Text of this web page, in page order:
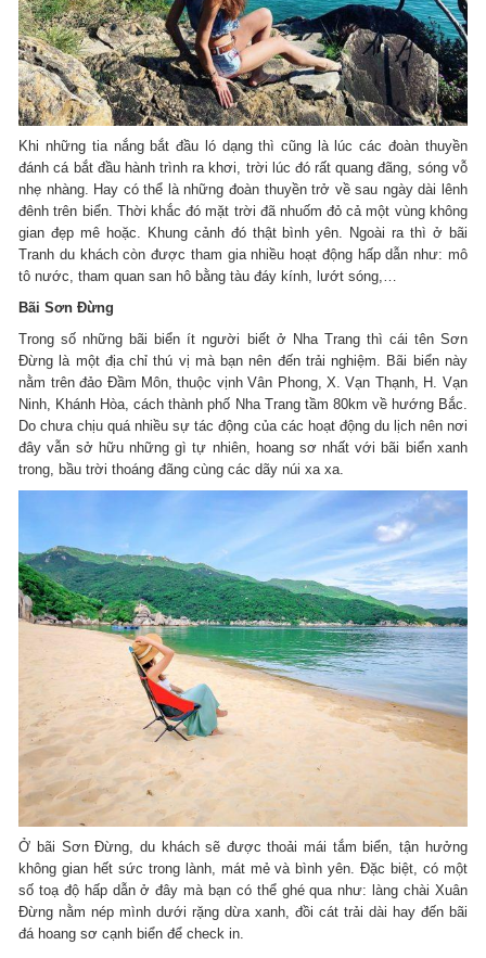
Khi những tia nắng bắt đầu ló dạng thì cũng là lúc các đoàn thuyền
đánh cá bắt đầu hành trình ra khơi, trời lúc đó rất quang đãng, sóng vỗ
nhẹ nhàng. Hay có thể là những đoàn thuyền trở về sau ngày dài lênh
đênh trên biển. Thời khắc đó mặt trời đã nhuốm đỏ cả một vùng không
gian đẹp mê hoặc. Khung cảnh đó thật bình yên. Ngoài ra thì ở bãi
Tranh du khách còn được tham gia nhiều hoạt động hấp dẫn như: mô
tô nước, tham quan san hô bằng tàu đáy kính, lướt sóng,…
Bãi Sơn Đừng
Trong số những bãi biển ít người biết ở Nha Trang thì cái tên Sơn
Đừng là một địa chỉ thú vị mà bạn nên đến trải nghiệm. Bãi biển này
nằm trên đảo Đầm Môn, thuộc vịnh Vân Phong, X. Vạn Thạnh, H. Vạn
Ninh, Khánh Hòa, cách thành phố Nha Trang tầm 80km về hướng Bắc.
Do chưa chịu quá nhiều sự tác động của các hoạt động du lịch nên nơi
đây vẫn sở hữu những gì tự nhiên, hoang sơ nhất với bãi biển xanh
trong, bầu trời thoáng đãng cùng các dãy núi xa xa.
Ở bãi Sơn Đừng, du khách sẽ được thoải mái tắm biển, tận hưởng
không gian hết sức trong lành, mát mẻ và bình yên. Đặc biệt, có một
số toạ độ hấp dẫn ở đây mà bạn có thể ghé qua như: làng chài Xuân
Đừng nằm nép mình dưới rặng dừa xanh, đồi cát trải dài hay đến bãi
đá hoang sơ cạnh biển để check in.